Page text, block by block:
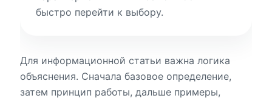
быстро перейти к выбору.
Для информационной статьи важна логика
объяснения. Сначала базовое определение,
затем принцип работы, дальше примеры,